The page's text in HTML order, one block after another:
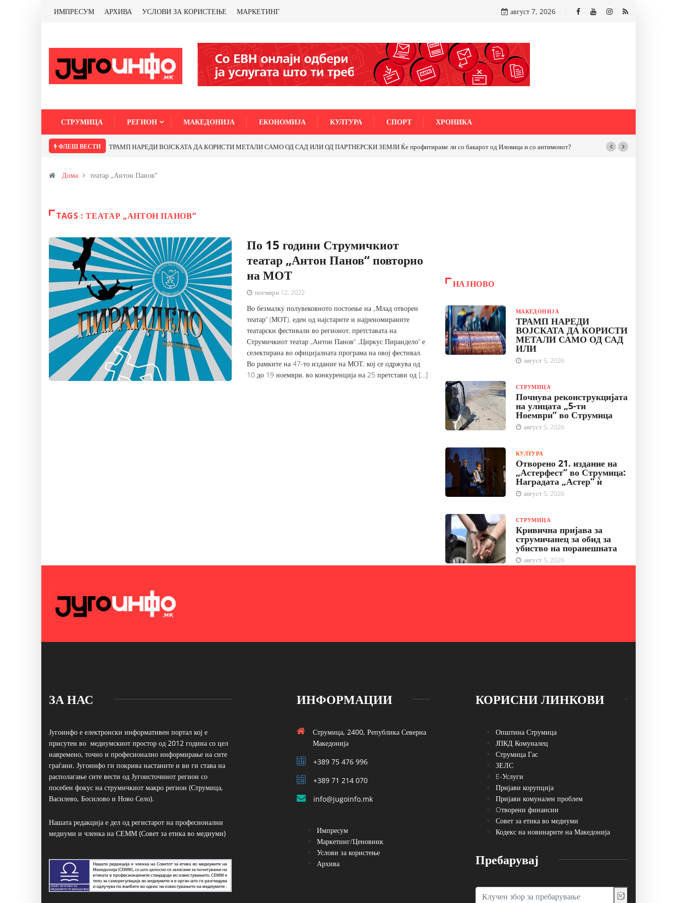
ИМПРЕСУМ АРХИВА УСЛОВИ ЗА КОРИСТЕЊЕ МАРКЕТИНГ август 7, 2026
СТРУМИЦА РЕГИОН МАКЕДОНИЈА ЕКОНОМИЈА КУЛТУРА СПОРТ ХРОНИКА
ФЛЕШ ВЕСТИ ТРАМП НАРЕДИ ВОЈСКАТА ДА КОРИСТИ МЕТАЛИ САМО ОД САД ИЛИ ОД ПАРТНЕРСКИ ЗЕМЈИ Ќе профитираме ли со бакарот од Иловица и со антимонот?
Дома театар „Антон Панов“
TAGS : ТЕАТАР „АНТОН ПАНОВ“
По 15 години Струмичкиот
театар „Антон Панов“ повторно
на МОТ
ноември 12, 2022
Во безмалку полувековното постоење на „Млад отворен
театар“ (МОТ), еден од најстарите и најреномираните
театарски фестивали во регионот, претставата на
Струмичкиот театар „Антон Панов“ „Циркус Пирандело“ е
селектирана во официјалната програма на овој фестивал.
Во рамките на 47-то издание на МОТ, кој се одржува од
10 до 19 ноември, во конкуренција на 25 претстави од […]
НАЈНОВО
МАКЕДОНИЈА
ТРАМП НАРЕДИ
ВОЈСКАТА ДА КОРИСТИ
МЕТАЛИ САМО ОД САД
ИЛИ
август 5, 2026
СТРУМИЦА
Почнува реконструкцијата
на улицата „5-ти
Ноември“ во Струмица
август 5, 2026
КУЛТУРА
Отворено 21. издание на
„Астерфест“ во Струмица:
Наградата „Астер“ ѝ
август 5, 2026
СТРУМИЦА
Кривична пријава за
струмичанец за обид за
убиство на поранешната
август 5, 2026
ЗА НАС
Југоинфо е електронски информативен портал кој е
присутен во медиумскиот простор од 2012 година со цел
навремено, точно и професионално информирање на сите
граѓани. Југоинфо ги покрива настаните и ви ги става на
располагање сите вести од Југоисточниот регион со
посебен фокус на струмичкиот макро регион (Струмица,
Василево, Босилово и Ново Село).
Нашата редакција е дел од регистарот на професионални
медиуми и членка на СЕММ (Совет за етика во медиуми)
ИНФОРМАЦИИ
Струмица, 2400, Република Северна
Македонија
+389 75 476 996
+389 71 214 070
info@jugoinfo.mk
Импресум
Маркетинг/Ценовник
Услови за користење
Архива
КОРИСНИ ЛИНКОВИ
Општина Струмица
ЈПКД Комуналец
Струмица Гас
ЗЕЛС
E-Услуги
Пријави корупција
Пријави комунален проблем
Oтворени финансии
Совет за етика во медиуми
Кодекс на новинарите на Македонија
Пребарувај